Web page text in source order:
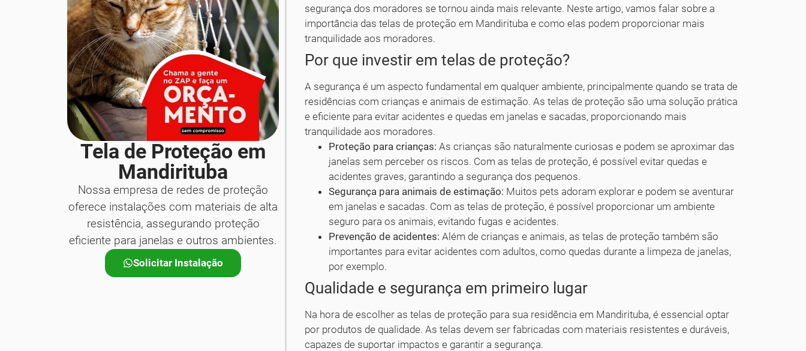
Tela de Proteção em
Mandirituba
Nossa empresa de redes de proteção
oferece instalações com materiais de alta
resistência, assegurando proteção
eficiente para janelas e outros ambientes.
Solicitar Instalação
segurança dos moradores se tornou ainda mais relevante. Neste artigo, vamos falar sobre a
importância das telas de proteção em Mandirituba e como elas podem proporcionar mais
tranquilidade aos moradores.
Por que investir em telas de proteção?
A segurança é um aspecto fundamental em qualquer ambiente, principalmente quando se trata de
residências com crianças e animais de estimação. As telas de proteção são uma solução prática
e eficiente para evitar acidentes e quedas em janelas e sacadas, proporcionando mais
tranquilidade aos moradores.
Proteção para crianças: As crianças são naturalmente curiosas e podem se aproximar das
janelas sem perceber os riscos. Com as telas de proteção, é possível evitar quedas e
acidentes graves, garantindo a segurança dos pequenos.
Segurança para animais de estimação: Muitos pets adoram explorar e podem se aventurar
em janelas e sacadas. Com as telas de proteção, é possível proporcionar um ambiente
seguro para os animais, evitando fugas e acidentes.
Prevenção de acidentes: Além de crianças e animais, as telas de proteção também são
importantes para evitar acidentes com adultos, como quedas durante a limpeza de janelas,
por exemplo.
Qualidade e segurança em primeiro lugar
Na hora de escolher as telas de proteção para sua residência em Mandirituba, é essencial optar
por produtos de qualidade. As telas devem ser fabricadas com materiais resistentes e duráveis,
capazes de suportar impactos e garantir a segurança.